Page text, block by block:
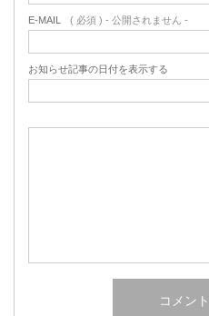
E-MAIL ( 必須 ) - 公開されません -
お知らせ記事の日付を表示する